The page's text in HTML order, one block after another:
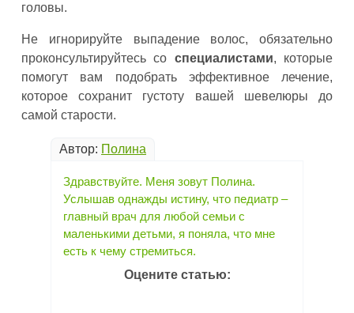
головы.
Не игнорируйте выпадение волос, обязательно
проконсультируйтесь со специалистами, которые
помогут вам подобрать эффективное лечение,
которое сохранит густоту вашей шевелюры до
самой старости.
Автор: Полина
Здравствуйте. Меня зовут Полина.
Услышав однажды истину, что педиатр –
главный врач для любой семьи с
маленькими детьми, я поняла, что мне
есть к чему стремиться.
Оцените статью: